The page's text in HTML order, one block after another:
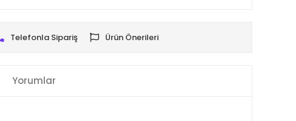
Telefonla Sipariş Ürün Önerileri
Yorumlar